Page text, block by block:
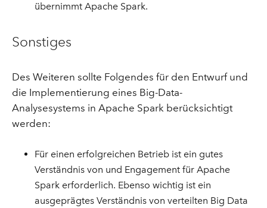
übernimmt Apache Spark.
Sonstiges
Des Weiteren sollte Folgendes für den Entwurf und
die Implementierung eines Big-Data-
Analysesystems in Apache Spark berücksichtigt
werden:
Für einen erfolgreichen Betrieb ist ein gutes
Verständnis von und Engagement für Apache
Spark erforderlich. Ebenso wichtig ist ein
ausgeprägtes Verständnis von verteilten Big Data